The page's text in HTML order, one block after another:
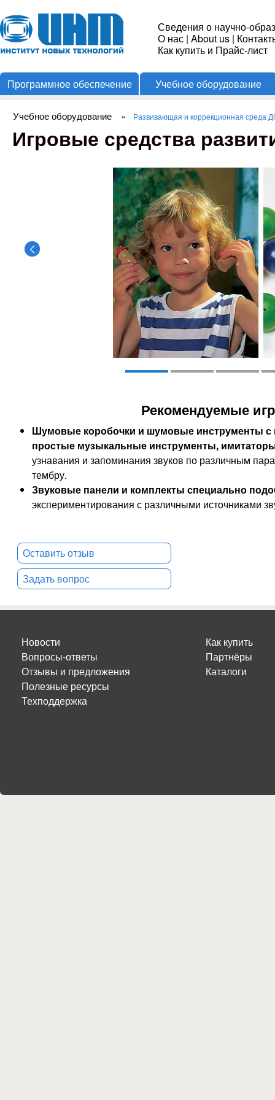
Институт
Новых
Технологий
Сведения о научно-
О нас | About us |
Как купить и Прайс-лист
Программное обеспечение Учебное оборудование
Вы здесь
Учебное оборудование » Развивающая и коррекционная среда
Игровые средства
Рекомендуемые
Шумовые коробочки и шумовые инструменты с
простые музыкальные инструменты,
узнавания и запоминания звуков по различным
тембру.
Звуковые панели и комплекты специально
экспериментирования с различными источниками
Оставить отзыв
Задать вопрос
Новости
Вопросы-ответы
Отзывы и предложения
Полезные ресурсы
Техподдержка
Как купить
Партнёры
Каталоги